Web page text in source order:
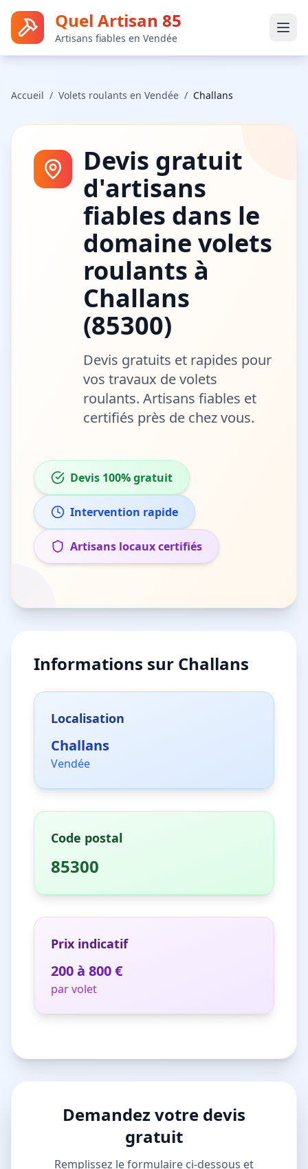
Quel Artisan 85
Artisans fiables en Vendée
Accueil / Volets roulants en Vendée / Challans
Devis gratuit
d'artisans
fiables dans le
domaine volets
roulants à
Challans
(85300)
Devis gratuits et rapides pour
vos travaux devolets
roulants. Artisans fiables et
certifiés près de chez vous.
Devis 100% gratuit
Intervention rapide
Artisans locaux certifiés
Informations sur Challans
Localisation
Challans
Vendée
Code postal
85300
Prix indicatif
200 à 800 €
par volet
Demandez votre devis
gratuit
Remplissez le formulaire ci-dessous et